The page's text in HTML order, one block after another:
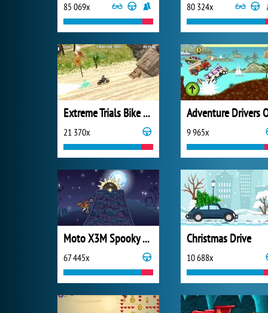
85 069x 80 324x
Extreme Trials Bike 2019
21 370x 9 965x
Moto X3M Spooky Land
67 445x
Christmas Drive
10 688x